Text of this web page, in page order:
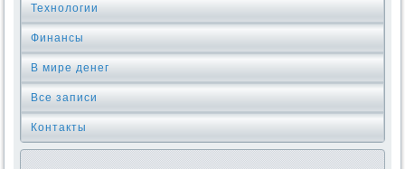
Технологии
Финансы
В мире денег
Все записи
Контакты